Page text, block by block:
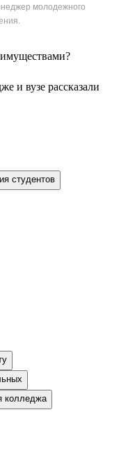
молодежного
и вузе рассказали
студентов
колледжа